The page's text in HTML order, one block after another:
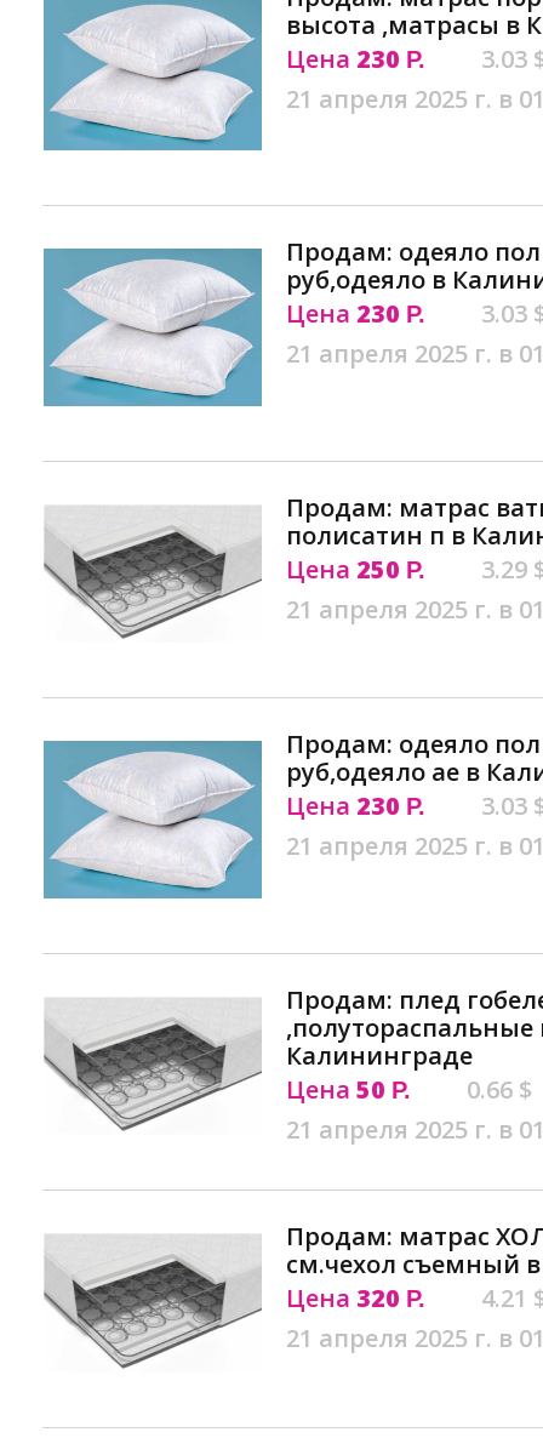
высота ,матрасы в
Цена 230 Р.
3.03
21 апреля 2025 г. в
Продам: одеяло
руб,одеяло в
Цена 230 Р.
3.03
21 апреля 2025 г. в
Продам: матрас
полисатин п в
Цена 250 Р.
3.29
21 апреля 2025 г. в
Продам: одеяло
руб,одеяло ае в
Цена 230 Р.
3.03
21 апреля 2025 г. в
Продам: плед
Калининграде
Цена 50 Р.
0.66 $
21 апреля 2025 г. в
Продам: матрас
см.чехол съемный
Цена 320 Р.
4.21
21 апреля 2025 г. в